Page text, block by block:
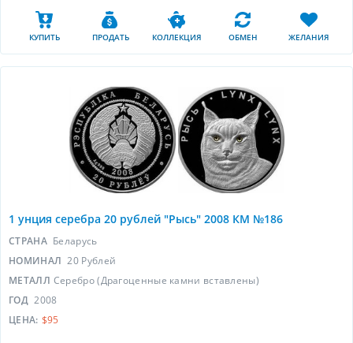
КУПИТЬ ПРОДАТЬ КОЛЛЕКЦИЯ ОБМЕН ЖЕЛАНИЯ
1 унция серебра 20 рублей "Рысь" 2008 КМ №186
СТРАНА Беларусь
НОМИНАЛ 20 Рублей
МЕТАЛЛ Серебро (Драгоценные камни вставлены)
ГОД 2008
ЦЕНА: $95